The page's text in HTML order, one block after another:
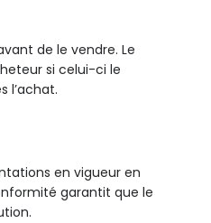
de le vendre. Le
si celui-ci le
l’achat.
en vigueur en
garantit que le